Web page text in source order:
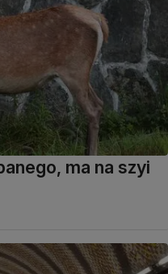
ma na szyi